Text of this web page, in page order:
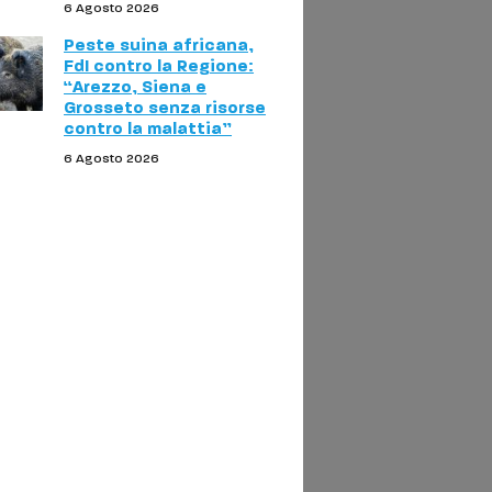
6 Agosto 2026
Peste suina africana,
FdI contro la Regione:
“Arezzo, Siena e
Grosseto senza risorse
contro la malattia”
6 Agosto 2026